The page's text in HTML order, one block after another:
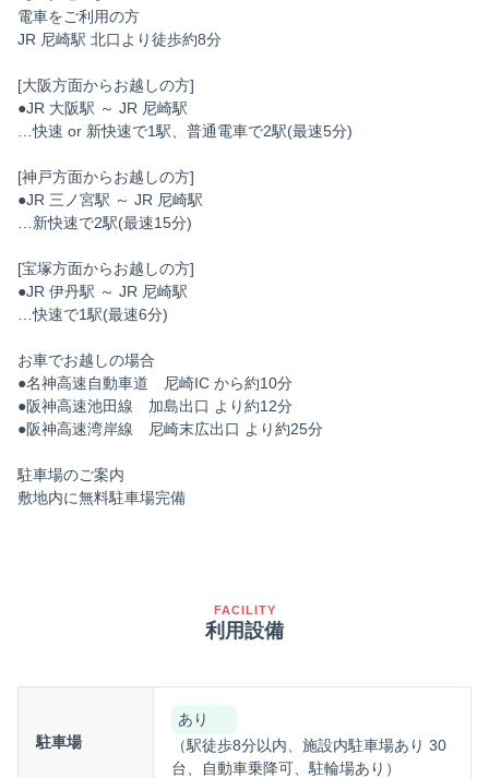
電車をご利用の方
JR 尼崎駅 北口より徒歩約8分
[大阪方面からお越しの方]
●JR 大阪駅 ～ JR 尼崎駅
…快速 or 新快速で1駅、普通電車で2駅(最速5分)
[神戸方面からお越しの方]
●JR 三ノ宮駅 ～ JR 尼崎駅
…新快速で2駅(最速15分)
[宝塚方面からお越しの方]
●JR 伊丹駅 ～ JR 尼崎駅
…快速で1駅(最速6分)
お車でお越しの場合
●名神高速自動車道 尼崎IC から約10分
●阪神高速池田線 加島出口 より約12分
●阪神高速湾岸線 尼崎末広出口 より約25分
駐車場のご案内
敷地内に無料駐車場完備
FACILITY
利用設備
駐車場
あり
（駅徒歩8分以内、施設内駐車場あり 30
台、自動車乗降可、駐輪場あり）